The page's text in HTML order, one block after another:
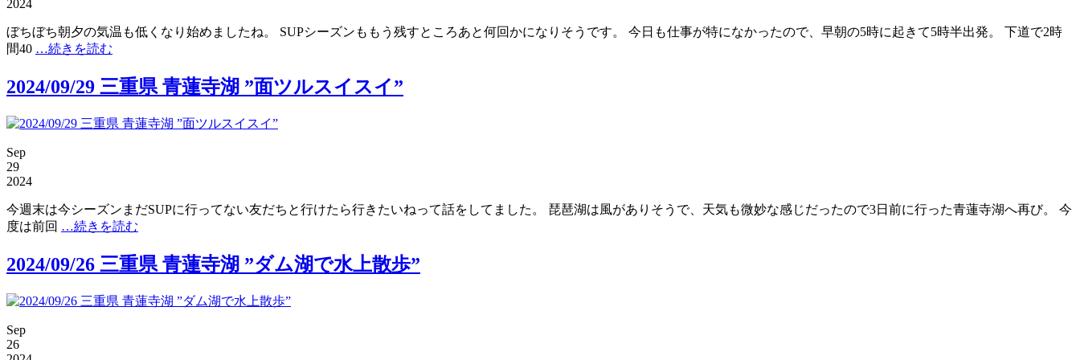
2024
ぼちぼち朝夕の気温も低くなり始めましたね。 SUPシーズンももう残すところあと何回かになりそうです。 今日も仕事が特になかったので、早朝の5時に起きて5時半出発。 下道で2時
間40 …続きを読む
2024/09/29 三重県 青蓮寺湖 ”面ツルスイスイ”
Sep
29
2024
今週末は今シーズンまだSUPに行ってない友だちと行けたら行きたいねって話をしてました。 琵琶湖は風がありそうで、天気も微妙な感じだったので3日前に行った青蓮寺湖へ再び。 今
度は前回 …続きを読む
2024/09/26 三重県 青蓮寺湖 ”ダム湖で水上散歩”
Sep
26